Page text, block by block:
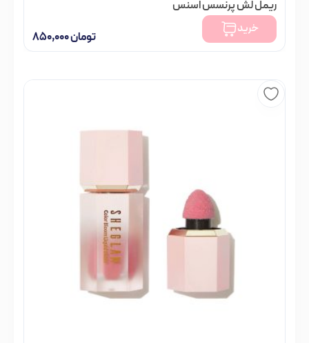
ریمل لش پرنسس اسنس
تومان
خرید